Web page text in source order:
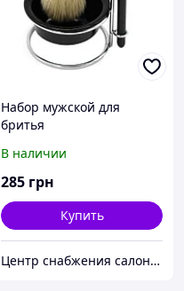
Набор мужской для
бритья
В наличии
285 грн
Купить
Центр снабжения салонов красоты DenIC